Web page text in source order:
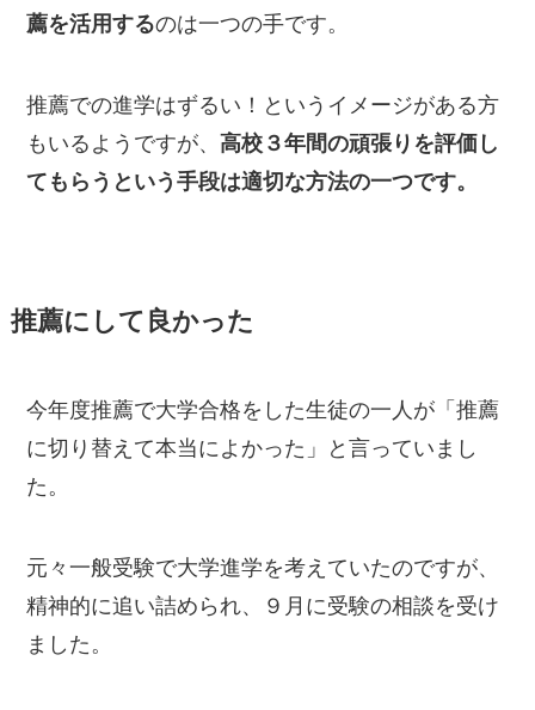
薦を活用するのは一つの手です。
推薦での進学はずるい！というイメージがある方
もいるようですが、高校３年間の頑張りを評価し
てもらうという手段は適切な方法の一つです。
推薦にして良かった
今年度推薦で大学合格をした生徒の一人が「推薦
に切り替えて本当によかった」と言っていまし
た。
元々一般受験で大学進学を考えていたのですが、
精神的に追い詰められ、９月に受験の相談を受け
ました。